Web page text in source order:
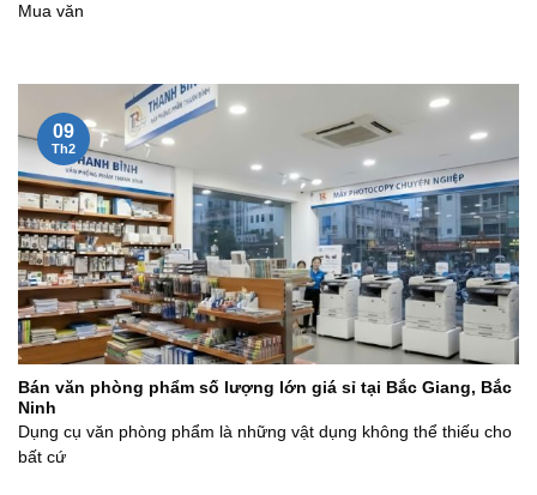
Mua văn
Bán văn phòng phẩm số lượng lớn giá sỉ tại Bắc Giang, Bắc
Ninh
Dụng cụ văn phòng phẩm là những vật dụng không thể thiếu cho
bất cứ
09
Th2